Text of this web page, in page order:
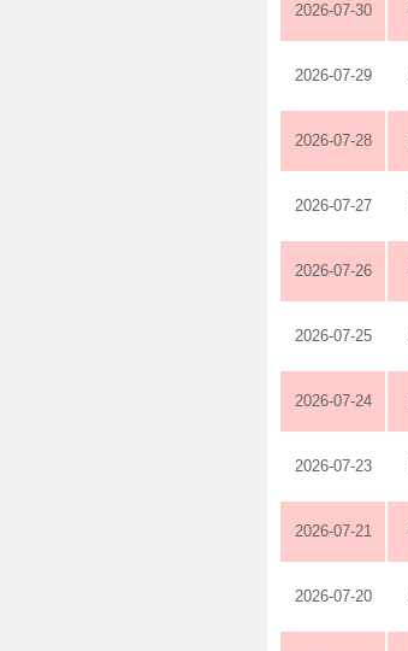
2026-07-30
2026-07-29
2026-07-28
2026-07-27
2026-07-26
2026-07-25
2026-07-24
2026-07-23
2026-07-21
2026-07-20